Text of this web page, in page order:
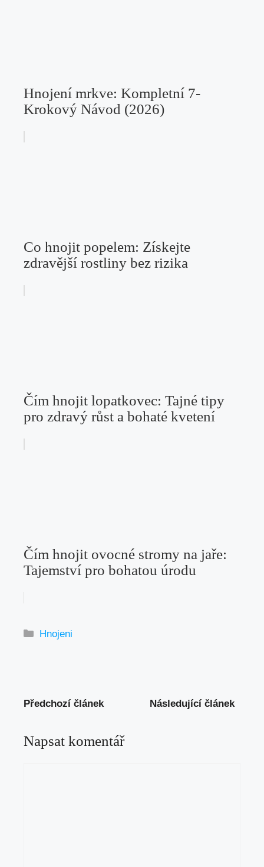
Hnojení mrkve: Kompletní 7-
Krokový Návod (2026)
Co hnojit popelem: Získejte
zdravější rostliny bez rizika
Čím hnojit lopatkovec: Tajné tipy
pro zdravý růst a bohaté kvetení
Čím hnojit ovocné stromy na jaře:
Tajemství pro bohatou úrodu
Rubriky
Hnojeni
Předchozí článek Následující článek
Napsat komentář